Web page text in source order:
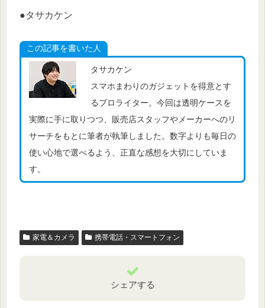
●タサカケン
この記事を書いた人
タサカケン
スマホまわりのガジェットを得意とす
るプロライター。今回は透明ケースを
実際に手に取りつつ、販売店スタッフやメーカーへのリ
サーチをもとに筆者が執筆しました。数字よりも毎日の
使い心地で選べるよう、正直な感想を大切にしていま
す。
家電＆カメラ 携帯電話・スマートフォン
シェアする